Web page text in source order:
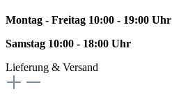
Montag - Freitag 10:00 - 19:00 Uhr
Samstag 10:00 - 18:00 Uhr
Lieferung & Versand